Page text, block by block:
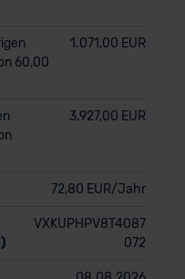
60,00
1.071,00 EUR
3.927,00 EUR
72,80 EUR/Jahr
VXKUPHPV8T4087
072